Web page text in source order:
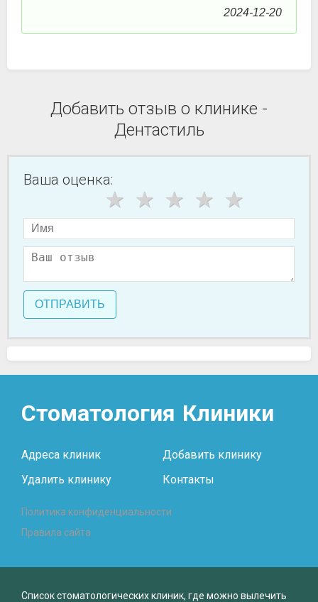
2024-12-20
Добавить отзыв о клинике -
Дентастиль
Ваша оценка:
ОТПРАВИТЬ
Стоматология Клиники
Адреса клиник
Добавить клинику
Удалить клинику
Контакты
Политика конфиденциальности
Правила сайта
Список стоматологических клиник, где можно вылечить